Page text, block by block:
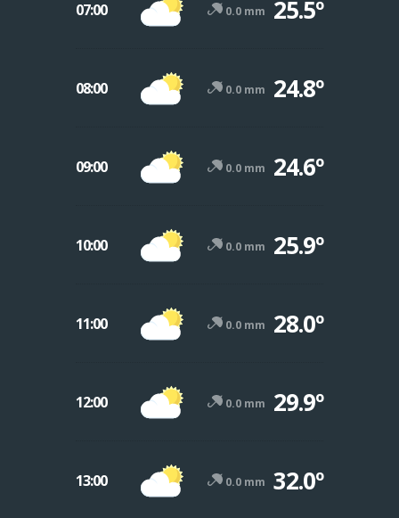
07:00 0.0 mm 25.5º
08:00 0.0 mm 24.8º
09:00 0.0 mm 24.6º
10:00 0.0 mm 25.9º
11:00 0.0 mm 28.0º
12:00 0.0 mm 29.9º
13:00 0.0 mm 32.0º